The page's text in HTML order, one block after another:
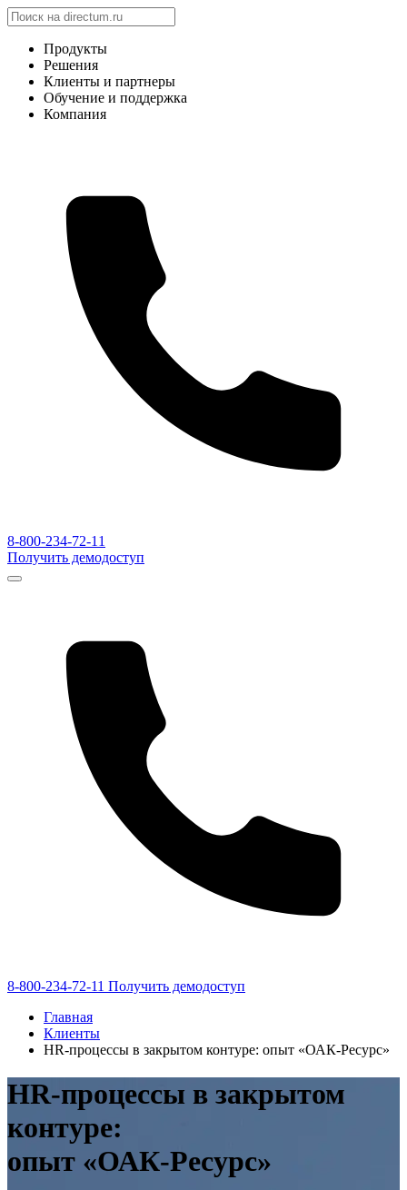
Продукты
Решения
Клиенты и партнеры
Обучение и поддержка
Компания
8-800-234-72-11
Получить демодоступ
8-800-234-72-11 Получить демодоступ
Главная
Клиенты
HR-процессы в закрытом контуре: опыт «ОАК-Ресурс»
HR-процессы в закрытом
контуре:
опыт «ОАК-Ресурс»